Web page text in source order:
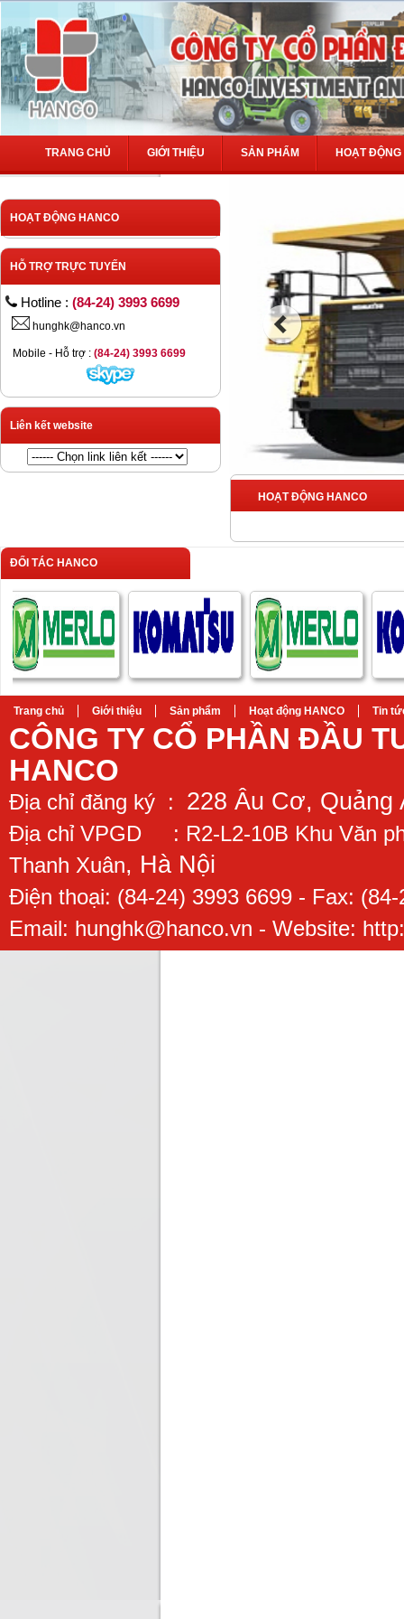
TRANG CHỦ GIỚI THIỆU SẢN PHẨM HOẠT
HOẠT ĐỘNG HANCO
HỖ TRỢ TRỰC TUYẾN
Hotline : (84-24) 3993 6699
hunghk@hanco.vn
Mobile - Hỗ trợ : (84-24) 3993 6699
Liên kết website
HOẠT ĐỘNG HANCO
ĐỐI TÁC HANCO
Trang chủ Giới thiệu Sản phẩm Hoạt động HANCO Tin
CÔNG TY CỔ PHẦN ĐẦU
HANCO
Địa chỉ đăng ký : 228 Âu Cơ, Quảng
Địa chỉ VPGD : R2-L2-10B Khu Văn
Thanh Xuân, Hà Nội
Điện thoại: (84-24) 3993 6699 - Fax:
Email: hunghk@hanco.vn - Website: